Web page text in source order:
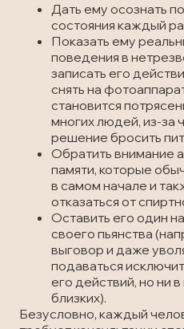
Дать ему осознать
состояния каждый
Показать ему
поведения в
записать его
снять на
становится
многих людей, из-за
решение бросить
Обратить внимание
памяти, которые
в самом начале и
отказаться от
Оставить его один
своего пьянства
выговор и даже
подаваться
его действий, но ни
близких).
Безусловно, каждый